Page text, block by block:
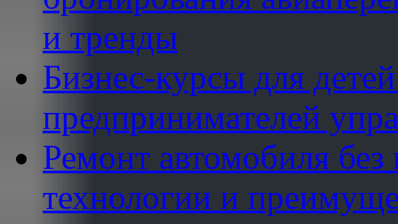
и тренды
Бизнес-курсы для
предпринимателей
Ремонт автомобиля
технологии и